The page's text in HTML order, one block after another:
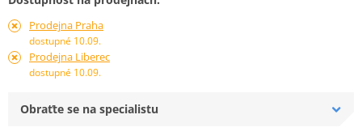
Prodejna Praha
dostupné 10.09.
Prodejna Liberec
dostupné 10.09.
Obraťte se na specialistu